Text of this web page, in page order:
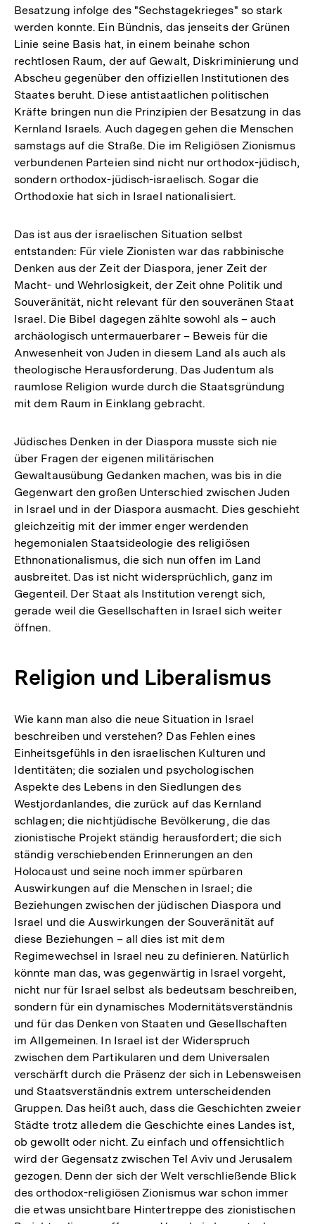
Besatzung infolge des "Sechstagekrieges" so stark
werden konnte. Ein Bündnis, das jenseits der Grünen
Linie seine Basis hat, in einem beinahe schon
rechtlosen Raum, der auf Gewalt, Diskriminierung und
Abscheu gegenüber den offiziellen Institutionen des
Staates beruht. Diese antistaatlichen politischen
Kräfte bringen nun die Prinzipien der Besatzung in das
Kernland Israels. Auch dagegen gehen die Menschen
samstags auf die Straße. Die im Religiösen Zionismus
verbundenen Parteien sind nicht nur orthodox-jüdisch,
sondern orthodox-jüdisch-israelisch. Sogar die
Orthodoxie hat sich in Israel nationalisiert.
Das ist aus der israelischen Situation selbst
entstanden: Für viele Zionisten war das rabbinische
Denken aus der Zeit der Diaspora, jener Zeit der
Macht- und Wehrlosigkeit, der Zeit ohne Politik und
Souveränität, nicht relevant für den souveränen Staat
Israel. Die Bibel dagegen zählte sowohl als – auch
archäologisch untermauerbarer – Beweis für die
Anwesenheit von Juden in diesem Land als auch als
theologische Herausforderung. Das Judentum als
raumlose Religion wurde durch die Staatsgründung
mit dem Raum in Einklang gebracht.
Jüdisches Denken in der Diaspora musste sich nie
über Fragen der eigenen militärischen
Gewaltausübung Gedanken machen, was bis in die
Gegenwart den großen Unterschied zwischen Juden
in Israel und in der Diaspora ausmacht. Dies geschieht
gleichzeitig mit der immer enger werdenden
hegemonialen Staatsideologie des religiösen
Ethnonationalismus, die sich nun offen im Land
ausbreitet. Das ist nicht widersprüchlich, ganz im
Gegenteil. Der Staat als Institution verengt sich,
gerade weil die Gesellschaften in Israel sich weiter
öffnen.
Religion und Liberalismus
Wie kann man also die neue Situation in Israel
beschreiben und verstehen? Das Fehlen eines
Einheitsgefühls in den israelischen Kulturen und
Identitäten; die sozialen und psychologischen
Aspekte des Lebens in den Siedlungen des
Westjordanlandes, die zurück auf das Kernland
schlagen; die nichtjüdische Bevölkerung, die das
zionistische Projekt ständig herausfordert; die sich
ständig verschiebenden Erinnerungen an den
Holocaust und seine noch immer spürbaren
Auswirkungen auf die Menschen in Israel; die
Beziehungen zwischen der jüdischen Diaspora und
Israel und die Auswirkungen der Souveränität auf
diese Beziehungen – all dies ist mit dem
Regimewechsel in Israel neu zu definieren. Natürlich
könnte man das, was gegenwärtig in Israel vorgeht,
nicht nur für Israel selbst als bedeutsam beschreiben,
sondern für ein dynamisches Modernitätsverständnis
und für das Denken von Staaten und Gesellschaften
im Allgemeinen. In Israel ist der Widerspruch
zwischen dem Partikularen und dem Universalen
verschärft durch die Präsenz der sich in Lebensweisen
und Staatsverständnis extrem unterscheidenden
Gruppen. Das heißt auch, dass die Geschichten zweier
Städte trotz alledem die Geschichte eines Landes ist,
ob gewollt oder nicht. Zu einfach und offensichtlich
wird der Gegensatz zwischen Tel Aviv und Jerusalem
gezogen. Denn der sich der Welt verschließende Blick
des orthodox-religiösen Zionismus war schon immer
die etwas unsichtbare Hintertreppe des zionistischen